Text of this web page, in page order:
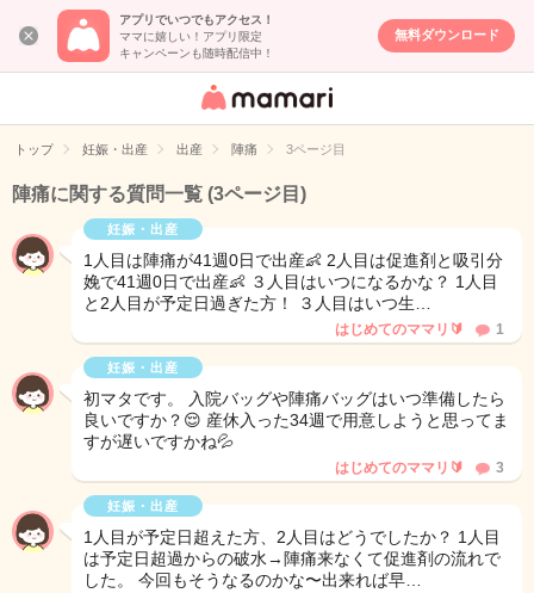
アプリでいつでもアクセス！
ママに嬉しい！アプリ限定
キャンペーンも随時配信中！
無料ダウンロード
女性専用匿名QA
イト
トップ 妊娠・出産 出産 陣痛 3ページ目
陣痛に関する質問一覧 (3ページ目)
妊娠・出産
1人目は陣痛が41週0日で出産👶 2人目は促進剤と吸引分
娩で41週0日で出産👶 ３人目はいつになるかな？ 1人目
と2人目が予定日過ぎた方！ ３人目はいつ生…
はじめてのママリ🔰 1
妊娠・出産
初マタです。 入院バッグや陣痛バッグはいつ準備したら
良いですか？😌 産休入った34週で用意しようと思ってま
すが遅いですかね💦
はじめてのママリ🔰 3
妊娠・出産
1人目が予定日超えた方、2人目はどうでしたか？ 1人目
は予定日超過からの破水→陣痛来なくて促進剤の流れで
した。 今回もそうなるのかな〜出来れば早…